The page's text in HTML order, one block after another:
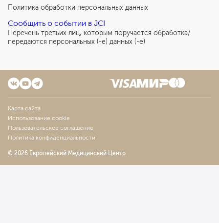
Политика обработки персональных данных
Сообщить о событии в JCI
Перечень третьих лиц, которым поручается обработка/
передаются персональных (-е) данных (-е)
Карта сайта
Использование cookie
Пользовательское соглашение
Политика конфиденциальности
© 2026 Европейский Медицинский Центр